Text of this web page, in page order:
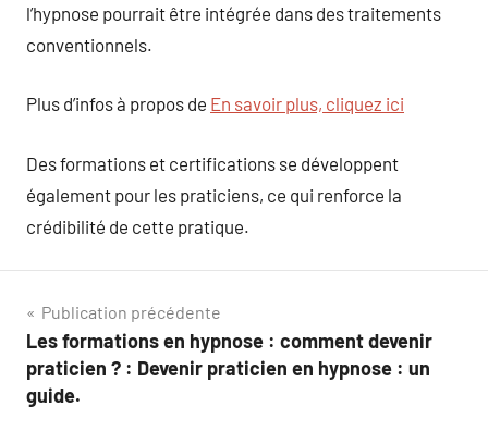
l’hypnose pourrait être intégrée dans des traitements
conventionnels.
Plus d’infos à propos de En savoir plus, cliquez ici
Des formations et certifications se développent
également pour les praticiens, ce qui renforce la
crédibilité de cette pratique.
Navigation
de
l’article
Publication précédente
Les formations en hypnose : comment devenir
praticien ? : Devenir praticien en hypnose : un
guide.